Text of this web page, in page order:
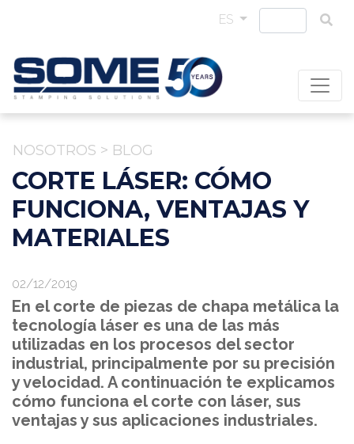
ES
NOSOTROS > BLOG
CORTE LÁSER: CÓMO
FUNCIONA, VENTAJAS Y
MATERIALES
02/12/2019
En el corte de piezas de chapa metálica la
tecnología láser es una de las más
utilizadas en los procesos del sector
industrial, principalmente por su precisión
y velocidad. A continuación te explicamos
cómo funciona el corte con láser, sus
ventajas y sus aplicaciones industriales.